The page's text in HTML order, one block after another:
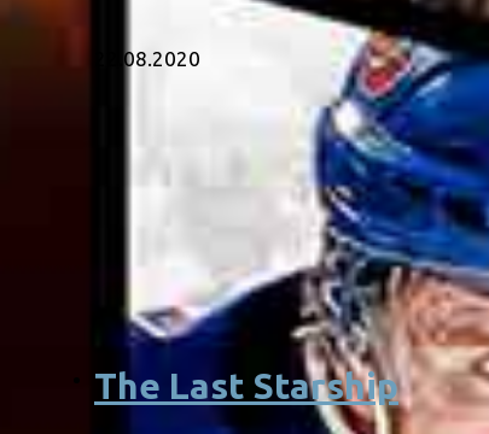
22.08.2020
The Last Starship